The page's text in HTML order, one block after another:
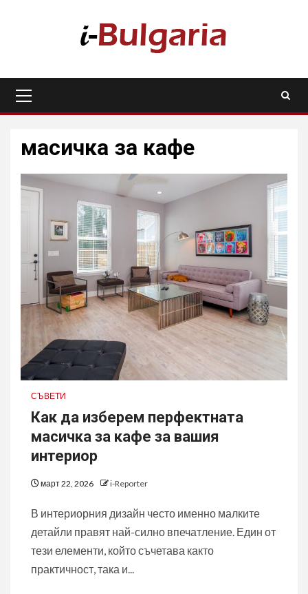
Menu
масичка за кафе
СЪВЕТИ
Как да изберем перфектната
масичка за кафе за вашия
интериор
март 22, 2026 i-Reporter
В интериорния дизайн често именно малките
детайли правят най-силно впечатление. Един от
тези елементи, който съчетава както
практичност, така и...